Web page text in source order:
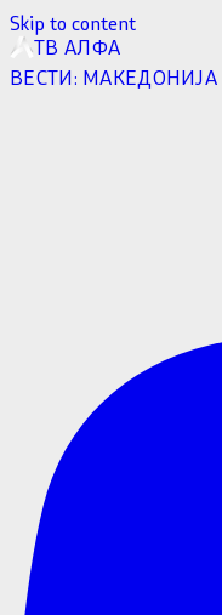
Skip to content
ТВ АЛФА
ВЕСТИ: МАКЕДОНИЈА